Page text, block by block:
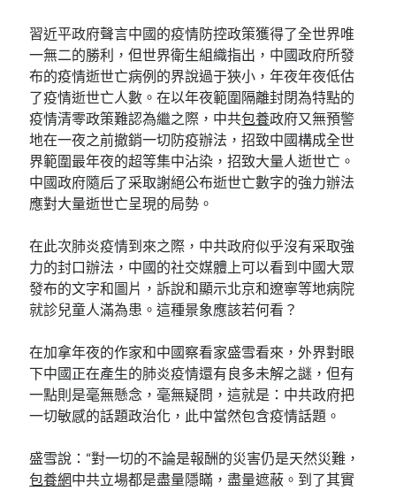
習近平政府聲言中國的疫情防控政策獲得了全世界唯
一無二的勝利，但世界衛生組織指出，中國政府所發
布的疫情逝世亡病例的界說過于狹小，年夜年夜低估
了疫情逝世亡人數。在以年夜範圍隔離封閉為特點的
疫情清零政策難認為繼之際，中共包養政府又無預警
地在一夜之前撤銷一切防疫辦法，招致中國構成全世
界範圍最年夜的超等集中沾染，招致大量人逝世亡。
中國政府隨后了采取謝絕公布逝世亡數字的強力辦法
應對大量逝世亡呈現的局勢。
在此次肺炎疫情到來之際，中共政府似乎沒有采取強
力的封口辦法，中國的社交媒體上可以看到中國大眾
發布的文字和圖片，訴說和顯示北京和遼寧等地病院
就診兒童人滿為患。這種景象應該若何看？
在加拿年夜的作家和中國察看家盛雪看來，外界對眼
下中國正在產生的肺炎疫情還有良多未解之謎，但有
一點則是毫無懸念，毫無疑問，這就是：中共政府把
一切敏感的話題政治化，此中當然包含疫情話題。
盛雪說：“對一切的不論是報酬的災害仍是天然災難，
包養網中共立場都是盡量隱瞞，盡量遮蔽。到了其實